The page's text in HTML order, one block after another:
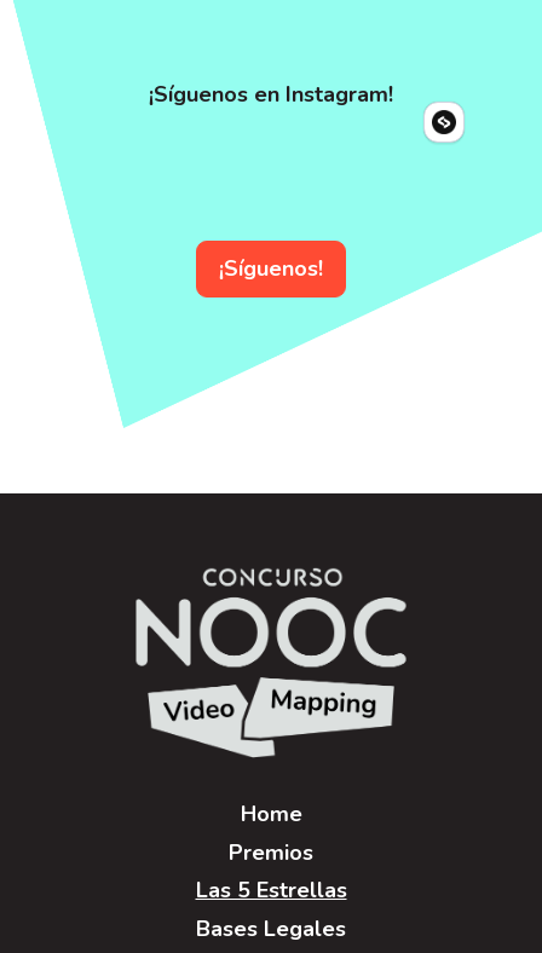
¡Síguenos en Instagram!
¡Síguenos!
Home
Premios
Las 5 Estrellas
Bases Legales